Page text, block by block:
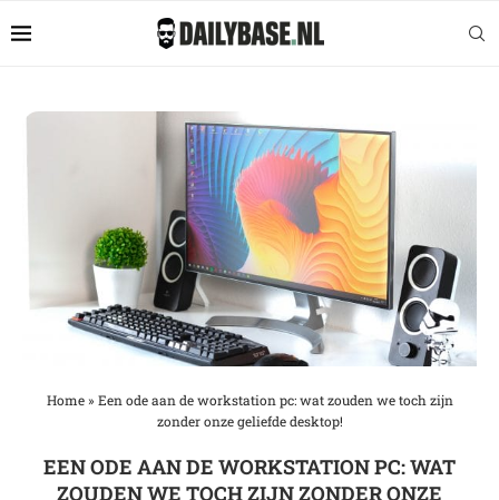
Home» Een ode aan de workstation pc: wat zouden we toch zijn
zonder onze geliefde desktop!
EEN ODE AAN DE WORKSTATION PC: WAT
ZOUDEN WE TOCH ZIJN ZONDER ONZE